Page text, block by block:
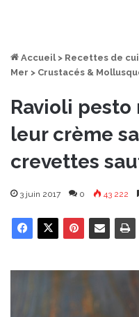
Accueil > Recettes de
Mer > Crustacés &
Ravioli
leur crème
crevettes
3 juin 2017 0 43 222